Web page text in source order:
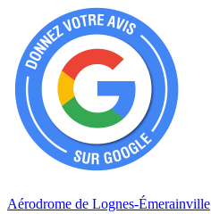
Aérodrome de Lognes-Émerainville